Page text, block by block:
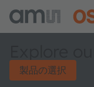
製品の選択